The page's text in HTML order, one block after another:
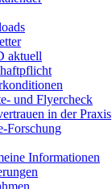
aktuell
und Flyercheck
in der Praxis
Forschung
Informationen